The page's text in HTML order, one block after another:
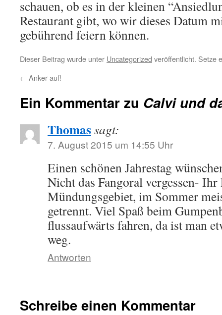
schauen, ob es in der kleinen
Restaurant gibt, wo wir dieses Datum
gebührend feiern können.
Dieser Beitrag wurde unter Uncategorized veröffentlicht. Setze
← Anker auf!
Ein Kommentar zu Calvi und
Thomassagt:
7. August 2015 um 14:55 Uhr
Einen schönen Jahrestag
Nicht das Fangoral vergessen-
Mündungsgebiet, im Sommer
getrennt. Viel Spaß beim
flussaufwärts fahren, da ist man
weg.
Antworten
Schreibe einen Kommentar